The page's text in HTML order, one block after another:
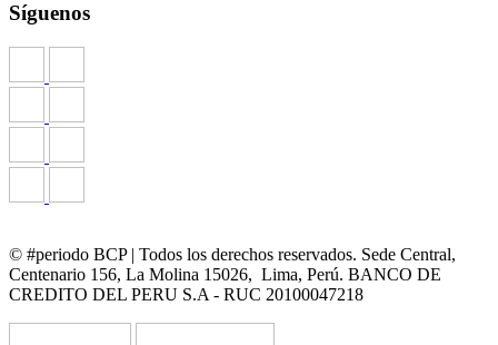
Síguenos
© #periodo BCP | Todos los derechos reservados. Sede Central,
Centenario 156, La Molina 15026, Lima, Perú. BANCO DE
CREDITO DEL PERU S.A - RUC 20100047218